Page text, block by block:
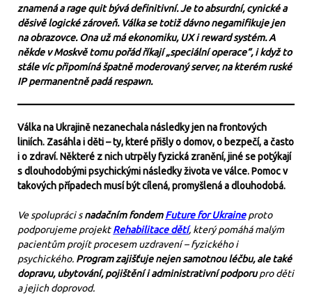
znamená a rage quit bývá definitivní. Je to absurdní, cynické a
děsivě logické zároveň. Válka se totiž dávno negamifikuje jen
na obrazovce. Ona už má ekonomiku, UX i reward systém. A
někde v Moskvě tomu pořád říkají „speciální operace“, i když to
stále víc připomíná špatně moderovaný server, na kterém ruské
IP permanentně padá respawn.
Válka na Ukrajině nezanechala následky jen na frontových
liniích. Zasáhla i děti – ty, které přišly o domov, o bezpečí, a často
i o zdraví. Některé z nich utrpěly fyzická zranění, jiné se potýkají
s dlouhodobými psychickými následky života ve válce. Pomoc v
takových případech musí být cílená, promyšlená a dlouhodobá.
Ve spolupráci snadačním fondemFuture for Ukraineproto
podporujeme projektRehabilitace dětí, který pomáhá malým
pacientům projít procesem uzdravení – fyzického i
psychického. Program zajišťuje nejen samotnou léčbu, ale také
dopravu, ubytování, pojištění i administrativní podporupro děti
a jejich doprovod.